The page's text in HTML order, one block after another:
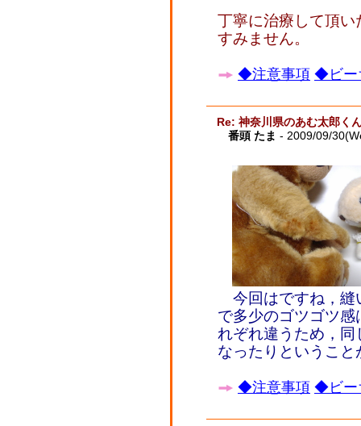
丁寧に治療して頂
すみません。
◆注意事項 ◆ビー
Re: 神奈川県のあむ太郎く
番頭 たま - 2009/09/
今回はですね，縫
で多少のゴツゴツ
れぞれ違うため，
なったりというこ
◆注意事項 ◆ビー